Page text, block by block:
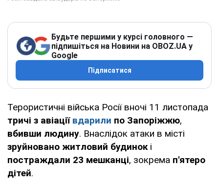
Будьте першими у курсі головного —
підпишіться на Новини на OBOZ.UA у
Google
Підписатися
Терористичні війська Росії вночі 11 листопада
тричі з авіації вдарили по Запоріжжю,
вбивши людину. Внаслідок атаки в місті
зруйновано житловий будинокі
постраждали 23 мешканці, зокрема п'ятеро
дітей.